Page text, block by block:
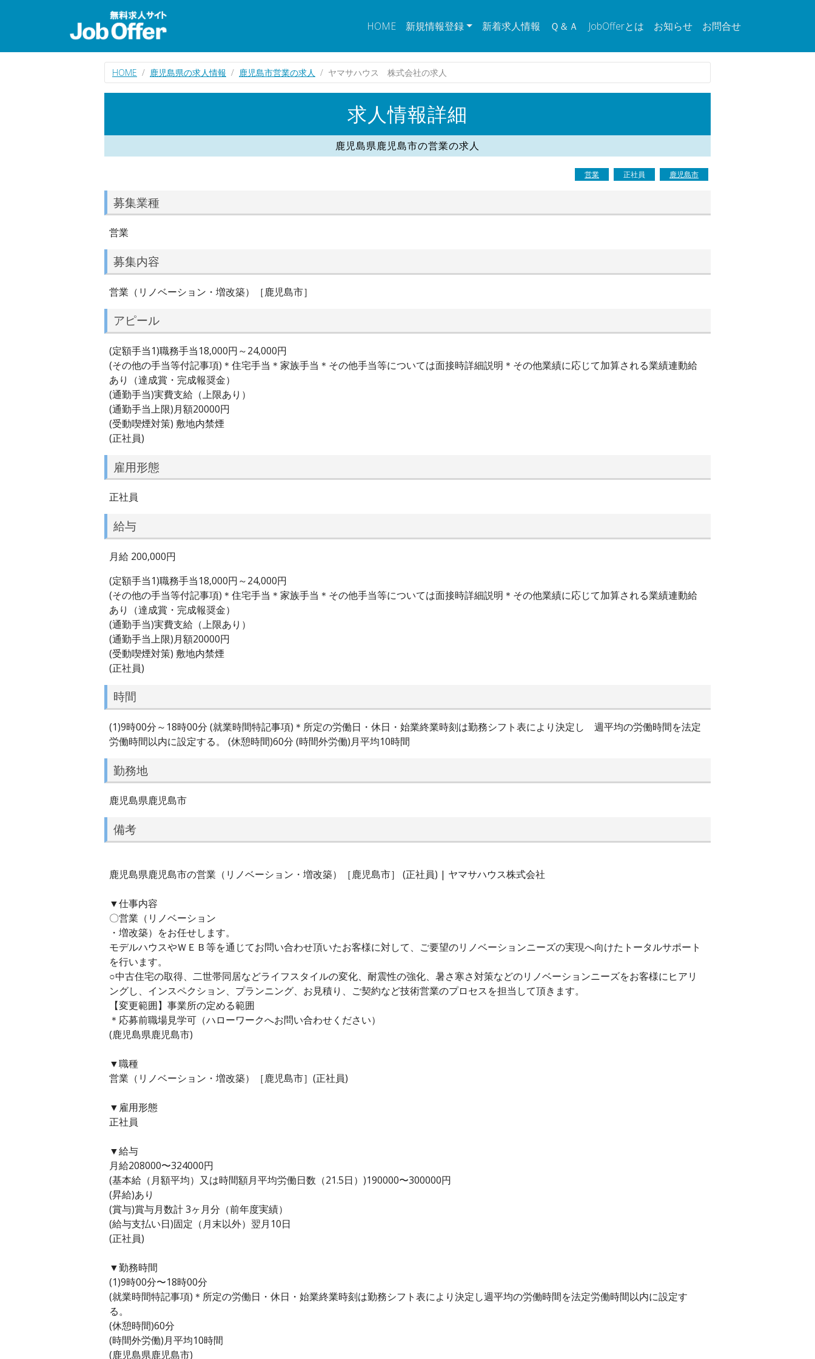
HOME 新規情報登録 新着求人情報 Ｑ＆Ａ JobOfferとは お知らせ お問合せ
HOME 鹿児島県の求人情報 鹿児島市営業の求人 ヤマサハウス 株式会社の求人
求人情報詳細
鹿児島県鹿児島市の営業の求人
営業 正社員 鹿児島市
募集業種
営業
募集内容
営業（リノベーション・増改築）［鹿児島市］
アピール
(定額手当1)職務手当18,000円～24,000円
(その他の手当等付記事項)＊住宅手当＊家族手当＊その他手当等については面接時詳細説明＊その他業績に応じて加算される業績連動給
あり（達成賞・完成報奨金）
(通勤手当)実費支給（上限あり）
(通勤手当上限)月額20000円
(受動喫煙対策) 敷地内禁煙
(正社員)
雇用形態
正社員
給与
月給 200,000円
(定額手当1)職務手当18,000円～24,000円
(その他の手当等付記事項)＊住宅手当＊家族手当＊その他手当等については面接時詳細説明＊その他業績に応じて加算される業績連動給
あり（達成賞・完成報奨金）
(通勤手当)実費支給（上限あり）
(通勤手当上限)月額20000円
(受動喫煙対策) 敷地内禁煙
(正社員)
時間
(1)9時00分～18時00分 (就業時間特記事項)＊所定の労働日・休日・始業終業時刻は勤務シフト表により決定し 週平均の労働時間を法定
労働時間以内に設定する。 (休憩時間)60分 (時間外労働)月平均10時間
勤務地
鹿児島県鹿児島市
備考
鹿児島県鹿児島市の営業（リノベーション・増改築）［鹿児島市］ (正社員) | ヤマサハウス株式会社
▼仕事内容
〇営業（リノベーション
・増改築）をお任せします。
モデルハウスやＷＥＢ等を通じてお問い合わせ頂いたお客様に対して、ご要望のリノベーションニーズの実現へ向けたトータルサポート
を行います。
○中古住宅の取得、二世帯同居などライフスタイルの変化、耐震性の強化、暑さ寒さ対策などのリノベーションニーズをお客様にヒアリ
ングし、インスペクション、プランニング、お見積り、ご契約など技術営業のプロセスを担当して頂きます。
【変更範囲】事業所の定める範囲
＊応募前職場見学可（ハローワークへお問い合わせください）
(鹿児島県鹿児島市)
▼職種
営業（リノベーション・増改築）［鹿児島市］(正社員)
▼雇用形態
正社員
▼給与
月給208000〜324000円
(基本給（月額平均）又は時間額月平均労働日数（21.5日）)190000〜300000円
(昇給)あり
(賞与)賞与月数計 3ヶ月分（前年度実績）
(給与支払い日)固定（月末以外）翌月10日
(正社員)
▼勤務時間
(1)9時00分〜18時00分
(就業時間特記事項)＊所定の労働日・休日・始業終業時刻は勤務シフト表により決定し週平均の労働時間を法定労働時間以内に設定す
る。
(休憩時間)60分
(時間外労働)月平均10時間
(鹿児島県鹿児島市)